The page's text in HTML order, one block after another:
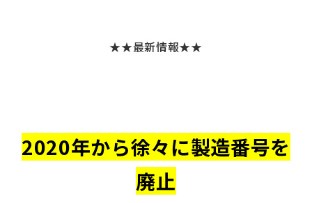
★★最新情報★★
2020年から徐々に製造番号を
廃止